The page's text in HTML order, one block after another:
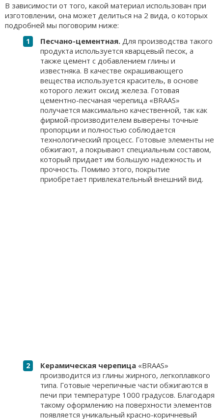
В зависимости от того, какой материал использован при
изготовлении, она может делиться на 2 вида, о которых
подробней мы поговорим ниже:
Песчано-цементная. Для производства такого
продукта используется кварцевый песок, а
также цемент с добавлением глины и
известняка. В качестве окрашивающего
вещества используется краситель, в основе
которого лежит оксид железа. Готовая
цементно-песчаная черепица «BRAAS»
получается максимально качественной, так как
фирмой-производителем выверены точные
пропорции и полностью соблюдается
технологический процесс. Готовые элементы не
обжигают, а покрывают специальным составом,
который придает им большую надежность и
прочность. Помимо этого, покрытие
приобретает привлекательный внешний вид.
Керамическая черепица «BRAAS»
производится из глины жирного, легкоплавкого
типа. Готовые черепичные части обжигаются в
печи при температуре 1000 градусов. Благодаря
такому оформлению на поверхности элементов
появляется уникальный красно-коричневый